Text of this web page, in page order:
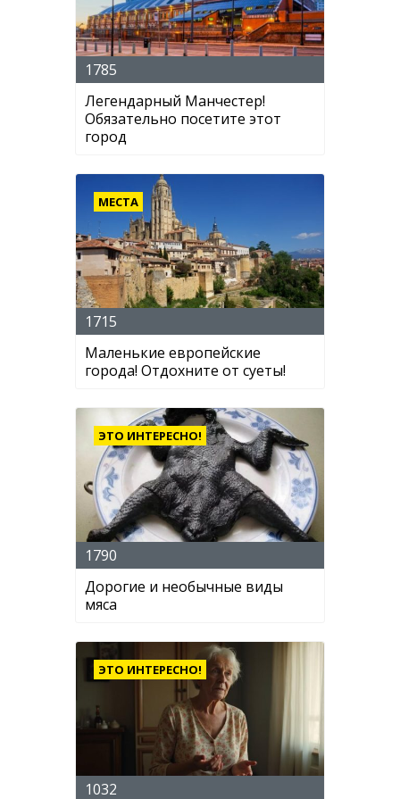
1785
Легендарный Манчестер!
Обязательно посетите этот
город
МЕСТА
1715
Маленькие европейские
города! Отдохните от суеты!
ЭТО ИНТЕРЕСНО!
1790
Дорогие и необычные виды
мяса
ЭТО ИНТЕРЕСНО!
1032